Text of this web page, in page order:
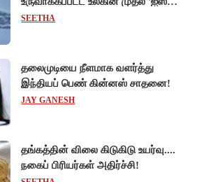
ஓட்டல்'!
SEETHA
தலைமுடியை நீளமாக வளர்த்து
இந்தியப் பெண் கின்னஸ் சாதனை!
JAY GANESH
தங்கத்தின் விலை கிடுகிடு உயர்வு....
நகைப் பிரியர்கள் அதிர்ச்சி!